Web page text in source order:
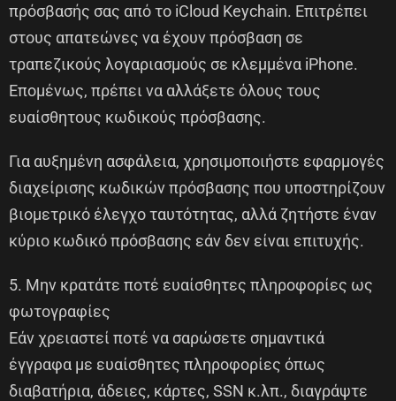
πρόσβασής σας από το iCloud Keychain. Επιτρέπει
στους απατεώνες να έχουν πρόσβαση σε
τραπεζικούς λογαριασμούς σε κλεμμένα iPhone.
Επομένως, πρέπει να αλλάξετε όλους τους
ευαίσθητους κωδικούς πρόσβασης.
Για αυξημένη ασφάλεια, χρησιμοποιήστε εφαρμογές
διαχείρισης κωδικών πρόσβασης που υποστηρίζουν
βιομετρικό έλεγχο ταυτότητας, αλλά ζητήστε έναν
κύριο κωδικό πρόσβασης εάν δεν είναι επιτυχής.
5. Μην κρατάτε ποτέ ευαίσθητες πληροφορίες ως
φωτογραφίες
Εάν χρειαστεί ποτέ να σαρώσετε σημαντικά
έγγραφα με ευαίσθητες πληροφορίες όπως
διαβατήρια, άδειες, κάρτες, SSN κ.λπ., διαγράψτε